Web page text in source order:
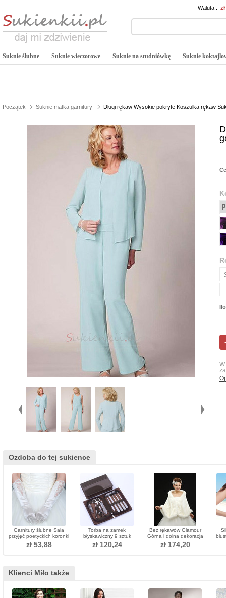
Waluta :
Suknie ślubne Suknie wieczorowe Suknie na studniówkę Suknie
Początek Suknie matka garnitury Długi rękaw Wysokie pokryte Koszulka rękaw
Ozdoba do tej sukience
Garnitury ślubne Sala
przyjęć poetyckich koronki
koronki
zł 53,88
Torba na zamek
błyskawiczny 9 sztuk
Festiwal Najwyższej jakości
stalowa obudowa ze skóry
zł 120,24
Bez rękawów Glamour
Górna i dolna dekoracja
wełny Szalik ślubny
zł 174,20
Klienci Miło także